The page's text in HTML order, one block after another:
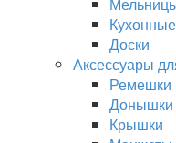
Доски
Аксессуары
Ремешки
Донышки
Крышки